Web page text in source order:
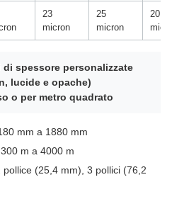
23
micron
25
micron
20
spessore personalizzate
lucide e opache)
o per metro quadrato
mm a 1880 mm
m a 4000 m
pollice (25,4 mm), 3 pollici (76,2